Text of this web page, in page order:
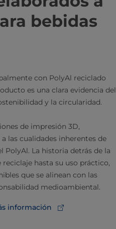
bebidas
con PolyAl reciclado
es una clara evidencia del
y la circularidad.
de impresión 3D,
las cualidades inherentes de
PolyAl. La historia detrás de la
hasta su uso práctico,
que se alinean con las
medioambiental.
información